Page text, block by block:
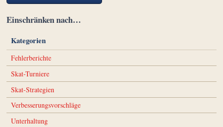
Einschränken nach…
Kategorien
Fehlerberichte
Skat-Turniere
Skat-Strategien
Verbesserungsvorschläge
Unterhaltung